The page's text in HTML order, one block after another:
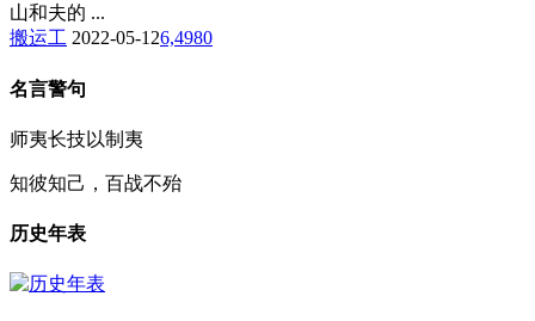
山和夫的 ...
搬运工 2022-05-126,4980
名言警句
师夷长技以制夷
知彼知己，百战不殆
历史年表